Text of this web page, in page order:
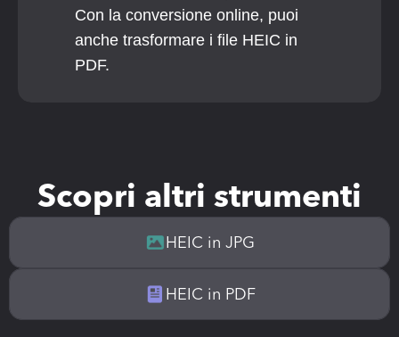
Con la conversione online, puoi
anche trasformare i file HEIC in
PDF.
Scopri altri strumenti
HEIC in JPG
HEIC in PDF